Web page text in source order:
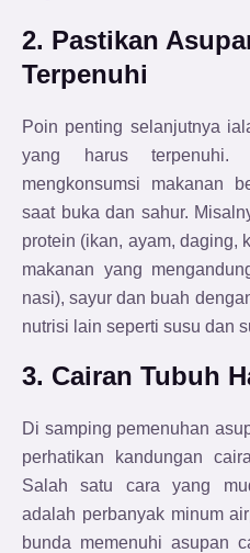
2. Pastikan
Terpenuhi
Poin penting selanjutnya
yang harus
mengkonsumsi makanan
saat buka dan sahur.
protein (ikan, ayam, daging,
makanan yang
nasi), sayur dan buah
nutrisi lain seperti susu dan
3. Cairan Tubuh
Di samping pemenuhan
perhatikan kandungan
Salah satu cara yang
adalah perbanyak minum
bunda memenuhi asupan